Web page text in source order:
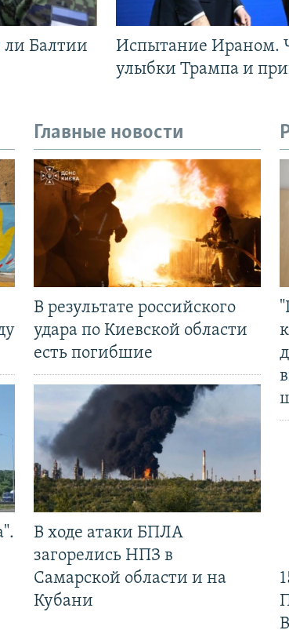
ли Балтии
Испытание Ираном.
улыбки Трампа и
Главные новости
В результате российского
удара по Киевской области
есть погибшие
В ходе атаки БПЛА
загорелись НПЗ в
Самарской области и на
Кубани